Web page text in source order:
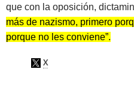
que con la oposición,
más de nazismo, primero
porque no les conviene”.